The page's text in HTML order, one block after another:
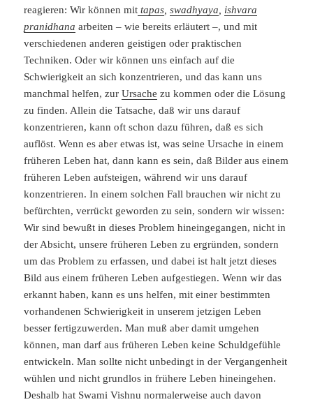
reagieren: Wir können mit tapas,swadhyaya, ishvara
pranidhana arbeiten – wie bereits erläutert –, und mit
verschiedenen anderen geistigen oder praktischen
Techniken. Oder wir können uns einfach auf die
Schwierigkeit an sich konzentrieren, und das kann uns
manchmal helfen, zurUrsache zu kommen oder die Lösung
zu finden. Allein die Tatsache, daß wir uns darauf
konzentrieren, kann oft schon dazu führen, daß es sich
auflöst. Wenn es aber etwas ist, was seine Ursache in einem
früheren Leben hat, dann kann es sein, daß Bilder aus einem
früheren Leben aufsteigen, während wir uns darauf
konzentrieren. In einem solchen Fall brauchen wir nicht zu
befürchten, verrückt geworden zu sein, sondern wir wissen:
Wir sind bewußt in dieses Problem hineingegangen, nicht in
der Absicht, unsere früheren Leben zu ergründen, sondern
um das Problem zu erfassen, und dabei ist halt jetzt dieses
Bild aus einem früheren Leben aufgestiegen. Wenn wir das
erkannt haben, kann es uns helfen, mit einer bestimmten
vorhandenen Schwierigkeit in unserem jetzigen Leben
besser fertigzuwerden. Man muß aber damit umgehen
können, man darf aus früheren Leben keine Schuldgefühle
entwickeln. Man sollte nicht unbedingt in der Vergangenheit
wühlen und nicht grundlos in frühere Leben hineingehen.
Deshalb hat Swami Vishnu normalerweise auch davon